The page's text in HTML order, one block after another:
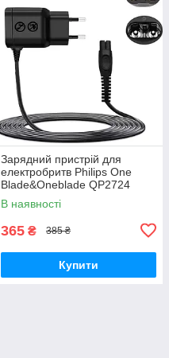
Зарядний пристрій для
електробритв Philips One
Blade&Oneblade QP2724
QP2834 QP1424 QP1924
QP4631 MG7950 MG7930 5V
В наявності
365 ₴ 385 ₴
Купити